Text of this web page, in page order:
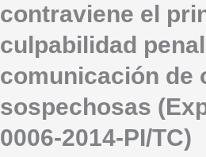
contraviene el
culpabilidad
comunicación de
sospechosas
0006-2014-PI/TC)